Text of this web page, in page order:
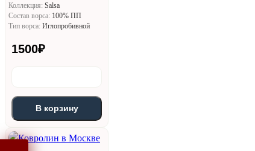
Коллекция: Salsa
Состав ворса: 100% ПП
Тип ворса: Иглопробивной
1500₽
В корзину